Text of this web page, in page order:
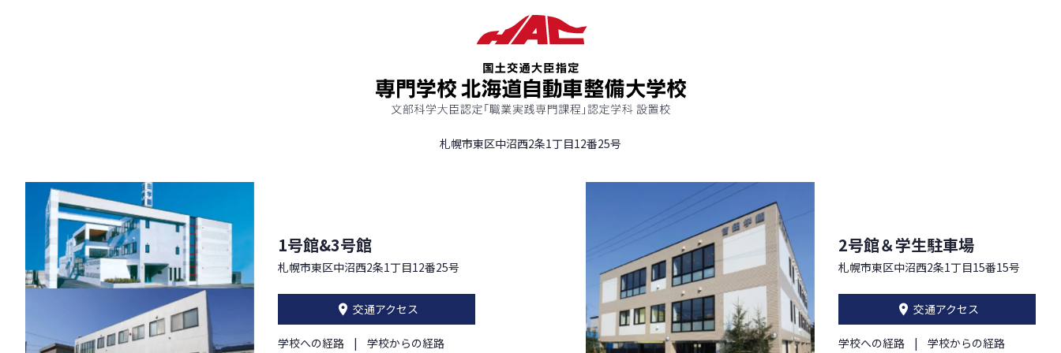
札幌市東区中沼西2条1丁目12番25号
1号館&3号館
札幌市東区中沼西2条1丁目12番25号
交通アクセス
学校への経路 学校からの経路
2号館＆学生駐車場
札幌市東区中沼西2条1丁目15番15号
交通アクセス
学校への経路 学校からの経路